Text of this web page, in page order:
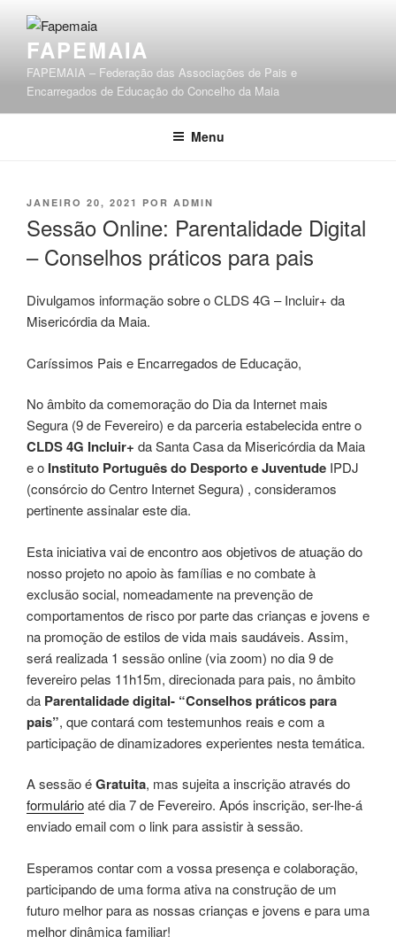
conteúdo
FAPEMAIA
FAPEMAIA – Federação das Associações de Pais e
Encarregados de Educação do Concelho da Maia
Menu
PUBLICADO
JANEIRO 20, 2021 POR ADMIN
Sessão Online: Parentalidade Digital
– Conselhos práticos para pais
Divulgamos informação sobre o CLDS 4G – Incluir+ da
Misericórdia da Maia.
Caríssimos Pais e Encarregados de Educação,
No âmbito da comemoração do Dia da Internet mais
Segura (9 de Fevereiro) e da parceria estabelecida entre o
CLDS 4G Incluir+ da Santa Casa da Misericórdia da Maia
e o Instituto Português do Desporto e Juventude IPDJ
(consórcio do Centro Internet Segura) , consideramos
pertinente assinalar este dia.
Esta iniciativa vai de encontro aos objetivos de atuação do
nosso projeto no apoio às famílias e no combate à
exclusão social, nomeadamente na prevenção de
comportamentos de risco por parte das crianças e jovens e
na promoção de estilos de vida mais saudáveis. Assim,
será realizada 1 sessão online (via zoom) no dia 9 de
fevereiro pelas 11h15m, direcionada para pais, no âmbito
da Parentalidade digital- “Conselhos práticos para
pais”, que contará com testemunhos reais e com a
participação de dinamizadores experientes nesta temática.
A sessão éGratuita, mas sujeita a inscrição através do
formulárioaté dia 7 de Fevereiro. Após inscrição, ser-lhe-á
enviado email com o link para assistir à sessão.
Esperamos contar com a vossa presença e colaboração,
participando de uma forma ativa na construção de um
futuro melhor para as nossas crianças e jovens e para uma
melhor dinâmica familiar!